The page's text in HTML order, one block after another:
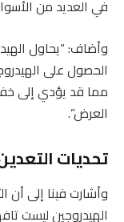
في العديد من
وأضاف: “يحاول
الحصول على
مما قد يؤدي إلى
العرض”.
تحديات
وأشارت فينا إلى أن
الهيدروجين ليست